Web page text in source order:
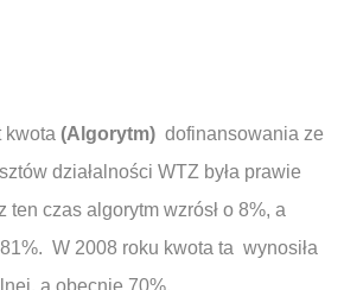
kwota (Algorytm) dofinansowania ze
działalności WTZ była prawie
ten czas algorytm wzrósł o 8%, a
W 2008 roku kwota ta wynosiła